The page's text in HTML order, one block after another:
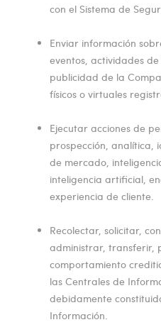
con el Sistema de
Enviar información
eventos, actividades
publicidad de la
físicos o virtuales
Ejecutar acciones de
prospección, analítica,
de mercado,
inteligencia artificial,
experiencia de cliente.
Recolectar, solicitar,
administrar, transferir,
comportamiento
las Centrales de
debidamente
Información.